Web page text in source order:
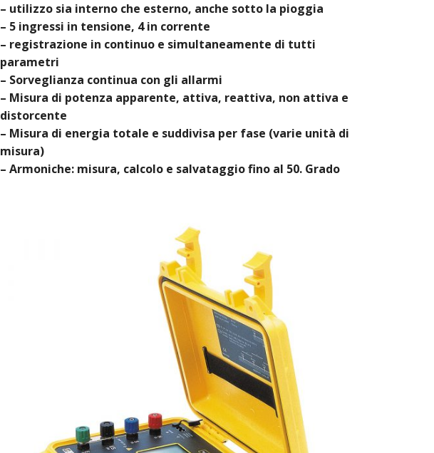
– utilizzo sia interno che esterno, anche sotto la pioggia
– 5 ingressi in tensione, 4 in corrente
– registrazione in continuo e simultaneamente di tutti
parametri
– Sorveglianza continua con gli allarmi
– Misura di potenza apparente, attiva, reattiva, non attiva e
distorcente
– Misura di energia totale e suddivisa per fase (varie unità di
misura)
– Armoniche: misura, calcolo e salvataggio fino al 50. Grado